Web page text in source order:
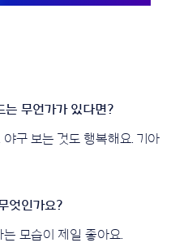
구 보는 것도 행복해요. 기아
모습이 제일 좋아요.